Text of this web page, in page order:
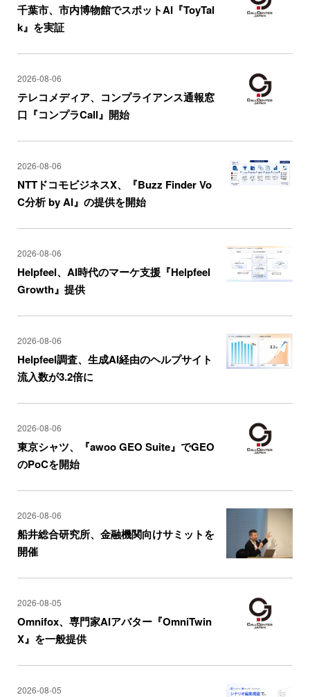
千葉市、市内博物館でスポットAI『ToyTal
k』を実証
2026-08-06
テレコメディア、コンプライアンス通報窓
口『コンプラCall』開始
2026-08-06
NTTドコモビジネスX、『Buzz Finder Vo
C分析 by AI』の提供を開始
2026-08-06
Helpfeel、AI時代のマーケ支援『Helpfeel
Growth』提供
2026-08-06
Helpfeel調査、生成AI経由のヘルプサイト
流入数が3.2倍に
2026-08-06
東京シャツ、『awoo GEO Suite』でGEO
のPoCを開始
2026-08-06
船井総合研究所、金融機関向けサミットを
開催
2026-08-05
Omnifox、専門家AIアバター『OmniTwin
X』を一般提供
2026-08-05